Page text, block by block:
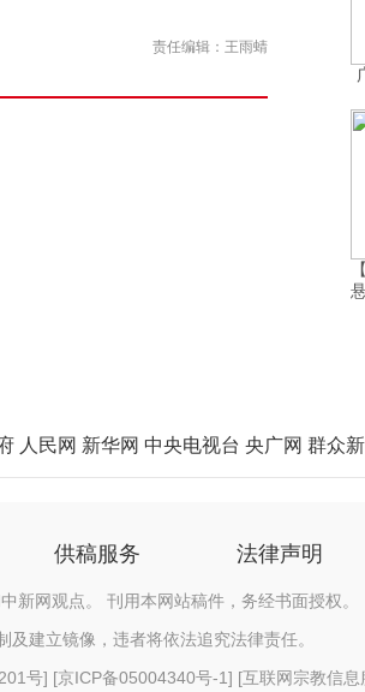
责任编辑：王雨蜻
人民网 新华网 中央电视台 央广网 群众
供稿服务 法律声明
新网观点。 刊用本网站稿件，务经书面授权。
及建立镜像，违者将依法追究法律责任。
号] [京ICP备05004340号-1] [互联网宗教信